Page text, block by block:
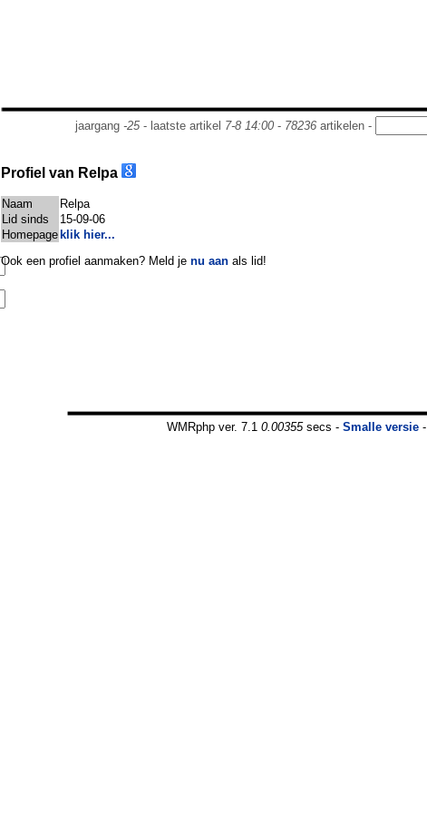
jaargang -25- laatste artikel 7-8 14:00- 78236artikelen -
Profiel van Relpa
Naam
Relpa
Lid sinds
15-09-06
Homepage klik hier...
Ook een profiel aanmaken? Meld je nu aan als lid!
WMRphp ver. 7.1 0.00355secs - Smalle versie-